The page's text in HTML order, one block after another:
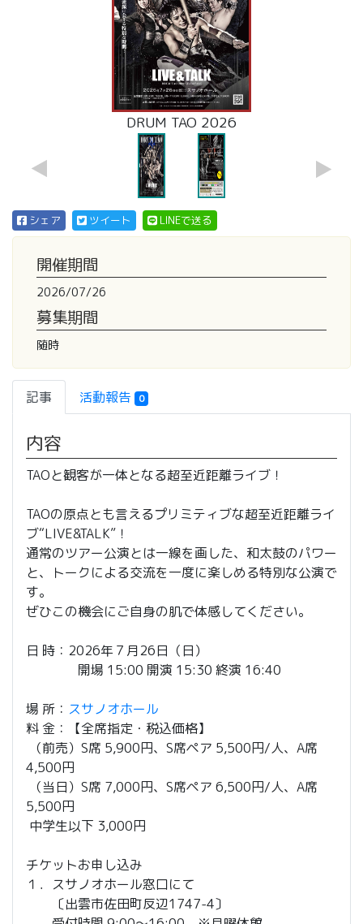
DRUM TAO 2026
DRUM TAO 2026 裏
シェア ツイート LINEで送る
開催期間
2026/07/26
募集期間
随時
記事 活動報告 0
内容
TAOと観客が一体となる超至近距離ライブ！
TAOの原点とも言えるプリミティブな超至近距離ライ
ブ“LIVE&TALK”！
通常のツアー公演とは一線を画した、和太鼓のパワー
と、トークによる交流を一度に楽しめる特別な公演で
す。
ぜひこの機会にご自身の肌で体感してください。
日 時：2026年７月26日（日）
開場 15:00 開演 15:30 終演 16:40
場 所： スサノオホール
料 金：【全席指定・税込価格】
（前売）S席 5,900円、S席ペア 5,500円/人、A席
4,500円
（当日）S席 7,000円、S席ペア 6,500円/人、A席
5,500円
中学生以下 3,000円
チケットお申し込み
１．スサノオホール窓口にて
〔出雲市佐田町反辺1747-4〕